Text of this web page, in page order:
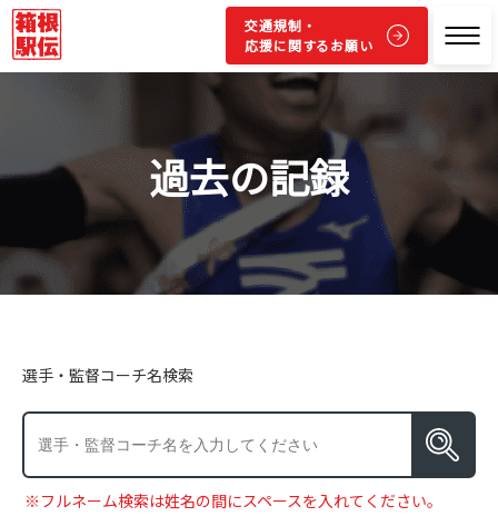
交通規制・
応援に関するお願い
過去の記録
選手・監督コーチ名検索
※フルネーム検索は姓名の間にスペースを入れてください。